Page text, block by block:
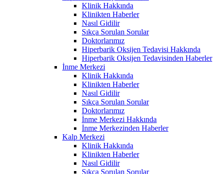
Klinik Hakkında
Klinikten Haberler
Nasıl Gidilir
Sıkça Sorulan Sorular
Doktorlarımız
Hiperbarik Oksijen Tedavisi Hakkında
Hiperbarik Oksijen Tedavisinden Haberler
İnme Merkezi
Klinik Hakkında
Klinikten Haberler
Nasıl Gidilir
Sıkça Sorulan Sorular
Doktorlarımız
İnme Merkezi Hakkında
İnme Merkezinden Haberler
Kalp Merkezi
Klinik Hakkında
Klinikten Haberler
Nasıl Gidilir
Sıkça Sorulan Sorular